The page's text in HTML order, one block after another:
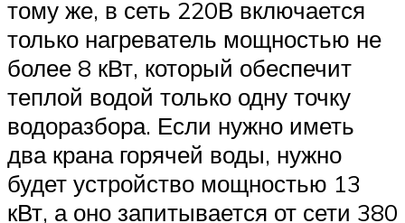
тому же, в сеть 220В включается
только нагреватель мощностью не
более 8 кВт, который обеспечит
теплой водой только одну точку
водоразбора. Если нужно иметь
два крана горячей воды, нужно
будет устройство мощностью 13
кВт, а оно запитывается от сети 380